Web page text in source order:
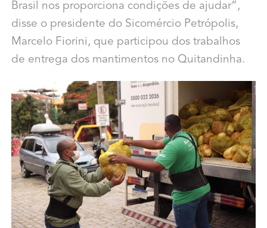
Brasil nos proporciona condições de ajudar”,
disse o presidente do Sicomércio Petrópolis,
Marcelo Fiorini, que participou dos trabalhos
de entrega dos mantimentos no Quitandinha.